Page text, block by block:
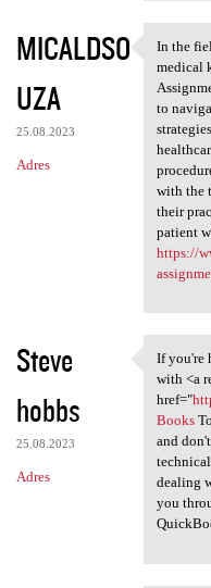
MICALDSO
UZA
25.08.2023
Adres
In the
In the
medical
to
with the
their
patient
https://
Steve
hobbs
25.08.2023
Adres
If
If you're
with <a
href="
Books
and
dealing
you